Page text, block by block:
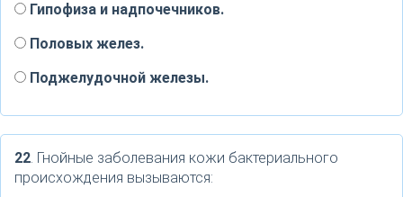
Гипофиза и надпочечников.
Половых желез.
Поджелудочной железы.
22. Гнойные заболевания кожи бактериального
происхождения вызываются: